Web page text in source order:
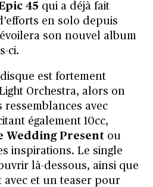
45 qui a déjà fait
en solo depuis
son nouvel album
ci.
est fortement
Orchestra, alors on
ressemblances avec
également 10cc,
Wedding Present ou
inspirations. Le single
là-dessous, ainsi que
avec et un teaser pour